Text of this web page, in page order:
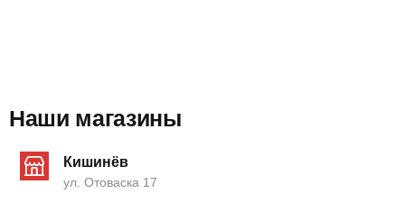
Наши магазины
Кишинёв
ул. Отоваска 17